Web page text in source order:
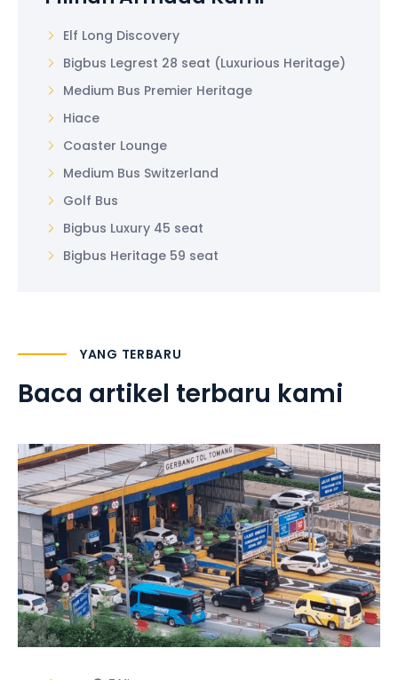
Elf Long Discovery
Bigbus Legrest 28 seat (Luxurious Heritage)
Medium Bus Premier Heritage
Hiace
Coaster Lounge
Medium Bus Switzerland
Golf Bus
Bigbus Luxury 45 seat
Bigbus Heritage 59 seat
YANG TERBARU
Baca artikel terbaru kami